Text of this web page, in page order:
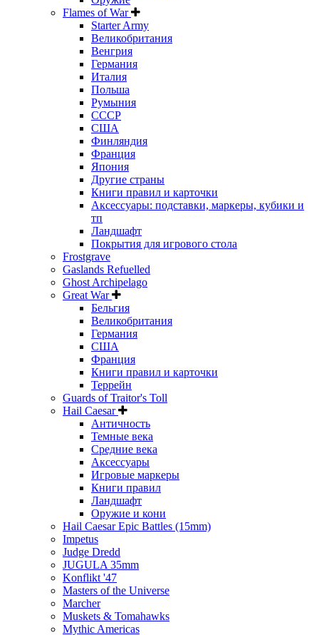
Flames of War
Starter Army
Великобритания
Венгрия
Германия
Италия
Польша
Румыния
СССР
США
Финляндия
Франция
Япония
Другие страны
Книги правил и карточки
Аксессуары: подставки, маркеры, кубики и
тп
Ландшафт
Покрытия для игрового стола
Frostgrave
Gaslands Refuelled
Ghost Archipelago
Great War
Бельгия
Великобритания
Германия
США
Франция
Книги правил и карточки
Террейн
Guards of Traitor's Toll
Hail Caesar
Античность
Темные века
Средние века
Аксессуары
Игровые маркеры
Книги правил
Ландшафт
Оружие и кони
Hail Caesar Epic Battles (15mm)
Impetus
Judge Dredd
JUGULA 35mm
Konflikt '47
Masters of the Universe
Marcher
Muskets & Tomahawks
Mythic Americas